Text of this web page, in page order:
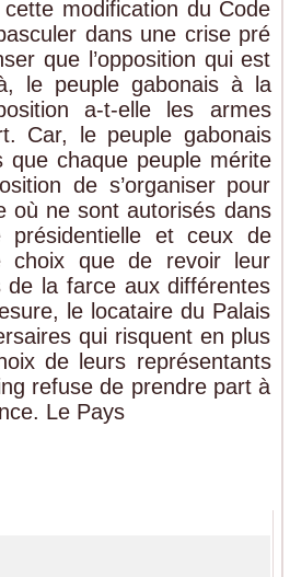
modification du Code
dans une crise pré
que l’opposition qui est
le peuple gabonais à la
a-t-elle les armes
Car, le peuple gabonais
que chaque peuple mérite
de s’organiser pour
où ne sont autorisés dans
et ceux de
choix que de revoir leur
de la farce aux différentes
le locataire du Palais
qui risquent en plus
de leurs représentants
refuse de prendre part à
Le Pays